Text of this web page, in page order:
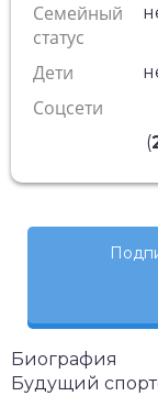
Семейный
статус
Дети
Соцсети
(
Биография
Будущий